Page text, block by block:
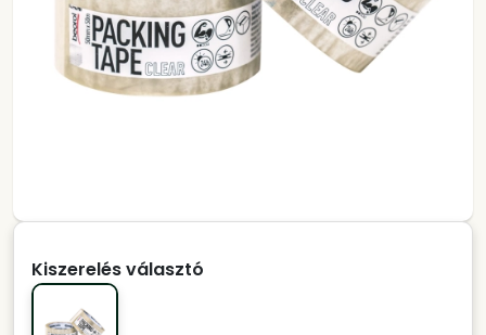
Kiszerelés választó